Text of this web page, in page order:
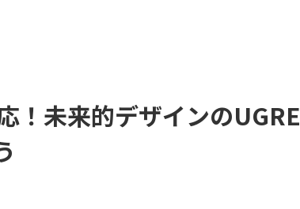
！未来的デザインの